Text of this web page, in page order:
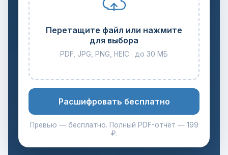
Перетащите файл или нажмите
для выбора
PDF, JPG, PNG, HEIC · до 30 МБ
Расшифровать бесплатно
Превью — бесплатно. Полный PDF-отчёт — 199
₽.